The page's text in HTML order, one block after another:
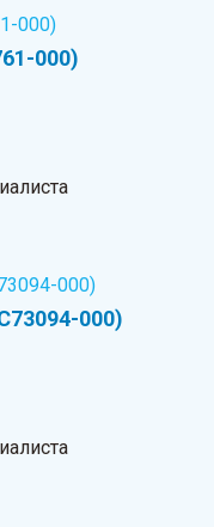
000)
000)